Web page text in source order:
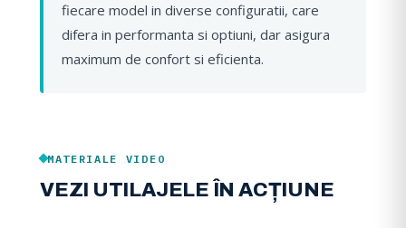
fiecare model in diverse configuratii, care
difera in performanta si optiuni, dar asigura
maximum de confort si eficienta.
MATERIALE VIDEO
VEZI UTILAJELE ÎN ACȚIUNE